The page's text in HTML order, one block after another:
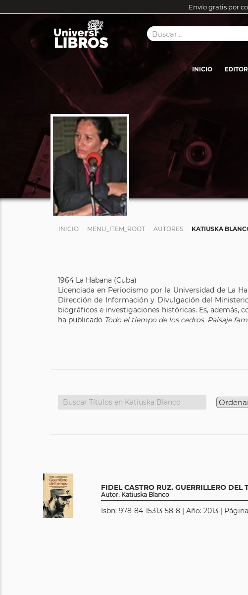
Envío gratis por
INICIO
INICIO MENU_ITEM_ROOT AUTORES KATIUSKA
1964 La Habana (Cuba)
Licenciada en Periodismo por la Universidad de La
Dirección de Información y Divulgación del
biográficos e investigaciones históricas. Es, además,
ha publicado Todo el tiempo de los cedros. Paisaje
FIDEL CASTRO RUZ. GUERRILLERO DEL
Autor: Katiuska Blanco
Isbn: 978-84-15313-58-8 | Año: 2013 |